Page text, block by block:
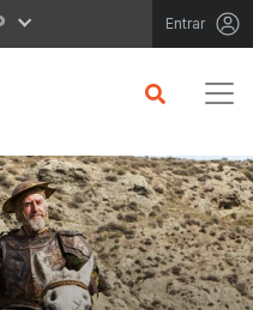
Entrar